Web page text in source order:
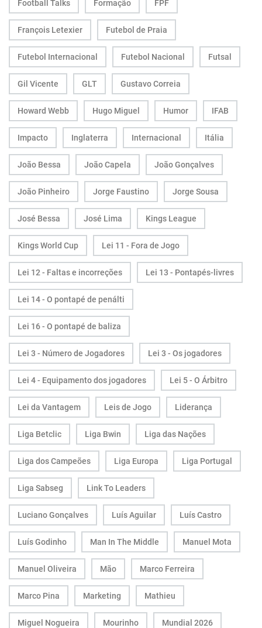
Football Talks Formação FPF
François Letexier Futebol de Praia
Futebol Internacional Futebol Nacional Futsal
Gil Vicente GLT Gustavo Correia
Howard Webb Hugo Miguel Humor IFAB
Impacto Inglaterra Internacional Itália
João Bessa João Capela João Gonçalves
João Pinheiro Jorge Faustino Jorge Sousa
José Bessa José Lima Kings League
Kings World Cup Lei 11 - Fora de Jogo
Lei 12 - Faltas e incorreções Lei 13 - Pontapés-livres
Lei 14 - O pontapé de penálti
Lei 16 - O pontapé de baliza
Lei 3 - Número de Jogadores Lei 3 - Os jogadores
Lei 4 - Equipamento dos jogadores Lei 5 - O Árbitro
Lei da Vantagem Leis de Jogo Liderança
Liga Betclic Liga Bwin Liga das Nações
Liga dos Campeões Liga Europa Liga Portugal
Liga Sabseg Link To Leaders
Luciano Gonçalves Luís Aguilar Luís Castro
Luís Godinho Man In The Middle Manuel Mota
Manuel Oliveira Mão Marco Ferreira
Marco Pina Marketing Mathieu
Miguel Nogueira Mourinho Mundial 2026